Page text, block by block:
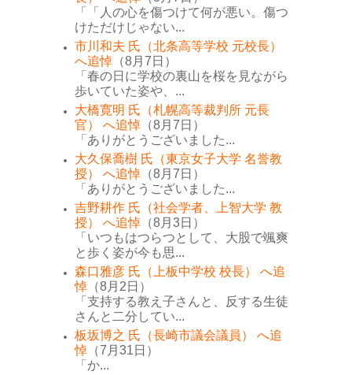
「「人の心を傷つけて何が悪い。傷つ
けただけじゃない...
市川和夫 氏（北条高等学校 元校長）
へ追悼 （8月7日）
「春の日に学校の裏山を桜を見ながら
歩いていた姿や、...
大橋寛明 氏（札幌高等裁判所 元長
官） へ追悼 （8月7日）
「ありがとうございました...
大久保喬樹 氏（東京女子大学 名誉教
授） へ追悼 （8月7日）
「ありがとうございました...
吉野耕作 氏（社会学者、上智大学 教
授） へ追悼 （8月3日）
「いつもはつらつとして、大股で颯爽
と歩く姿が今も思...
森口雅彦 氏（上板中学校 校長） へ追
悼 （8月2日）
「支持する教え子さんと、反する生徒
さんと二分してい...
板坂博之 氏（長崎市議会議員） へ追
悼 （7月31日）
「か...